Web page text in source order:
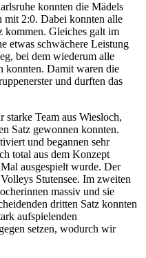
konnten die Mädels
mit 2:0. Dabei konnten alle
kommen. Gleiches galt im
etwas schwächere Leistung
bei dem wiederum alle
konnten. Damit waren die
und durften das
starke Team aus Wiesloch,
Satz gewonnen konnten.
und begannen sehr
total aus dem Konzept
ausgespielt wurde. Der
Stutensee. Im zweiten
massiv und sie
dritten Satz konnten
aufspielenden
setzen, wodurch wir